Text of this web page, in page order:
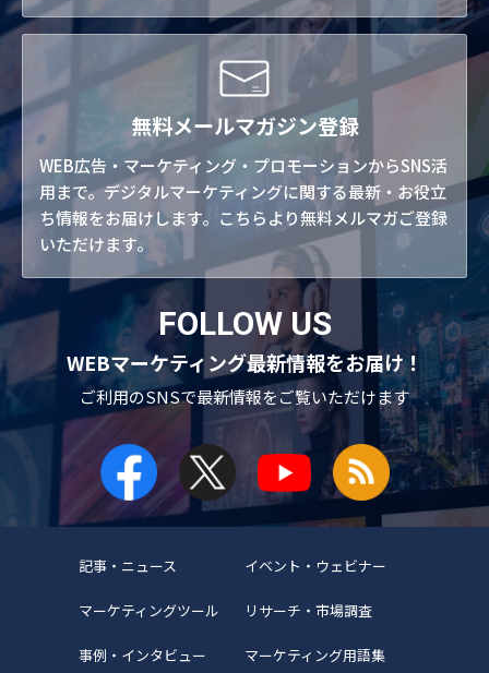
無料メールマガジン登録
WEB広告・マーケティング・プロモーションからSNS活
用まで。デジタルマーケティングに関する最新・お役立
ち情報をお届けします。こちらより無料メルマガご登録
いただけます。
FOLLOW US
WEBマーケティング最新情報をお届け！
ご利用のSNSで最新情報をご覧いただけます
記事・ニュース イベント・ウェビナー
マーケティングツール リサーチ・市場調査
事例・インタビュー マーケティング用語集